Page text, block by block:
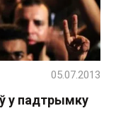
у падтрымку
05.07.2013